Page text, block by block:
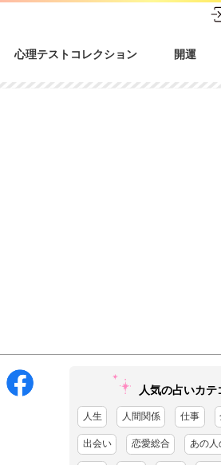
心理テストコレクション 開運
人気の占いカテ
人生 人間関係 仕事
出会い 恋愛総合 あの人